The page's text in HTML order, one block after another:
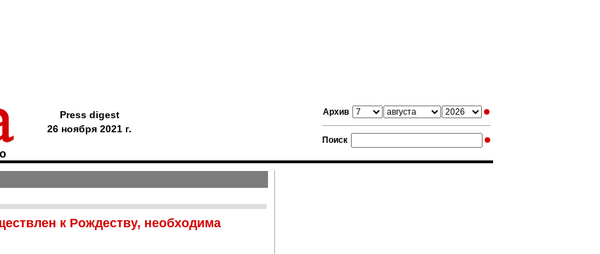
Архив
Поиск
Press digest
26 ноября 2021 г.
к Рождеству, необходима